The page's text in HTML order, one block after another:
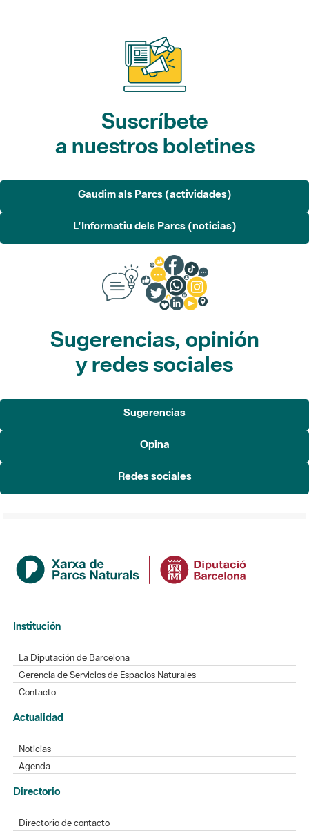
Suscríbete
a nuestros boletines
Gaudim als Parcs (actividades)
L'Informatiu dels Parcs (noticias)
Sugerencias, opinión
y redes sociales
Sugerencias
Opina
Redes sociales
Institución
La Diputación de Barcelona
Gerencia de Servicios de Espacios Naturales
Contacto
Actualidad
Noticias
Agenda
Directorio
Directorio de contacto